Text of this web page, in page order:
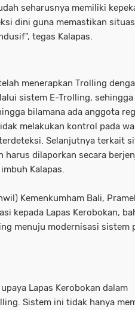
seharusnya memiliki
dini guna memastikan
tegas Kalapas.
menerapkan Trolling
sistem E-Trolling, sehingga
bilamana ada anggota
melakukan kontrol pada
Selanjutnya terkait
harus dilaporkan secara
Kalapas.
Kemenkumham Bali,
kepada Lapas Kerobokan,
menuju modernisasi sistem
Lapas Kerobokan dalam
Sistem ini tidak hanya